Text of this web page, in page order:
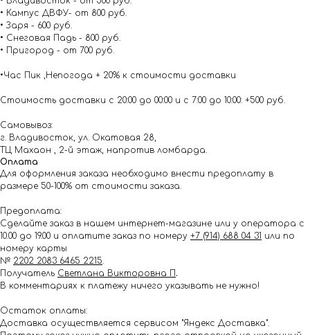
• Кампус ДВФУ- от 800 руб.
• Заря - 600 руб.
• Снеговая Падь - 800 руб.
• Пригород - от 700 руб.
•Час Пик ,Непогода + 20% к стоимости доставки
Стоимость доставки с 20:00 до 00:00 и с 7:00 до 10:00: +500 руб.
Самовывоз:
г. Владивосток, ул. Окатовая 28,
ТЦ Махаон , 2-й этаж, напротив ломбарда.
Оплата
Для оформления заказа необходимо внести предоплату в
размере 50-100% от стоимости заказа.
Предоплата:
Сделайте заказ в нашем интернет-магазине или у оператора с
10.00 до 19.00 и оплатите заказ по номеру +7 (914) 688 04 31 или по
номеру карты
№ 2202 2083 6465 2215.
Получатель Светлана Викторовна П .
В комментариях к платежу ничего указывать не нужно!
Остаток оплаты:
Доставка осуществляется сервисом "Яндекс Доставка".